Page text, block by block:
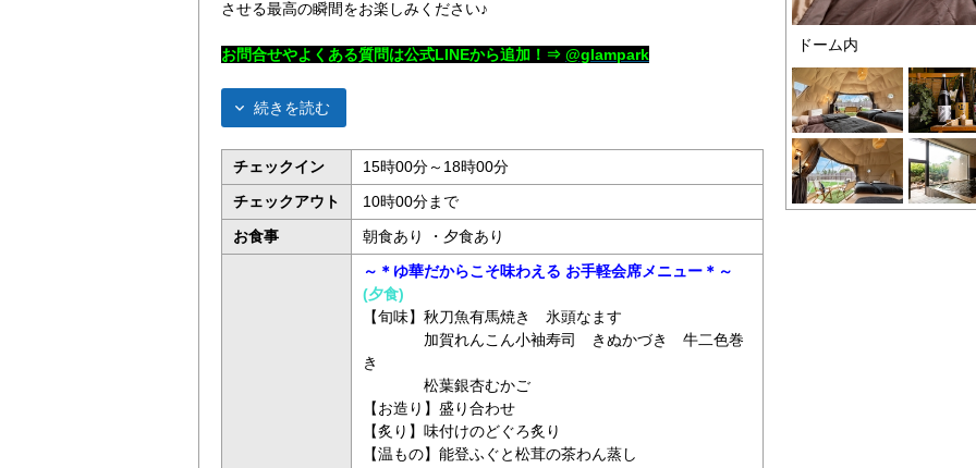
させる最高の瞬間をお楽しみください♪
お問合せやよくある質問は公式LINEから追加！⇒ @glampark
続きを読む
チェックイン
15時00分～18時00分
チェックアウト
10時00分まで
お食事
朝食あり ・夕食あり
～＊ゆ華だからこそ味わえる お手軽会席メニュー＊～
(夕食)
【旬味】秋刀魚有馬焼き 氷頭なます
加賀れんこん小袖寿司 きぬかづき 牛二色巻
き
松葉銀杏むかご
【お造り】盛り合わせ
【炙り】味付けのどぐろ炙り
【温もの】能登ふぐと松茸の茶わん蒸し
ドーム内